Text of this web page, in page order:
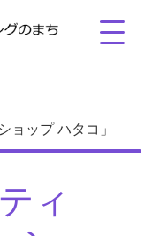
ョップ ハタコ」
ィ